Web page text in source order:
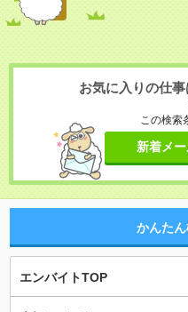
お気に入りの仕
この検索
新着メ
かんた
エンバイトTOP